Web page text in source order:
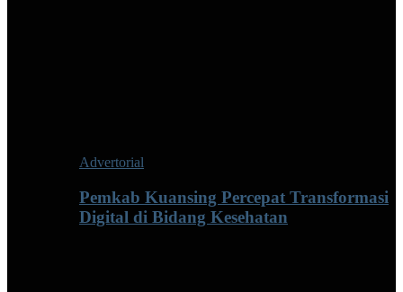
Advertorial
Pemkab Kuansing Percepat Transformasi
Digital di Bidang Kesehatan